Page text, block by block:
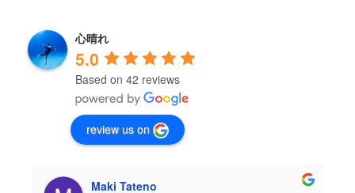
心晴れ
5.0
Based on 42 reviews
review us on
Maki Tateno